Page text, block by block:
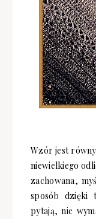
Wzór jest
niewielkiego
zachowana,
sposób dzięki
pytają, nie